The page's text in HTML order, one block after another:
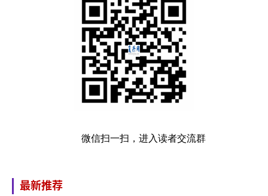
微信扫一扫，进入读者交流群
最新推荐